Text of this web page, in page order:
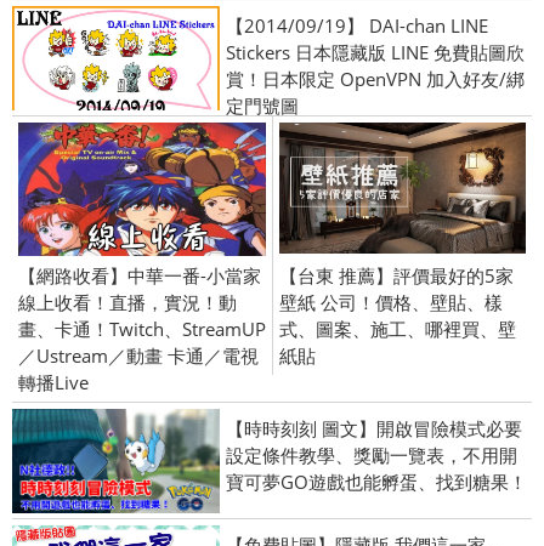
【2014/09/19】 DAI-chan LINE
Stickers 日本隱藏版 LINE 免費貼圖欣
賞！日本限定 OpenVPN 加入好友/綁
定門號圖
【網路收看】中華一番-小當家
線上收看！直播，實況！動
畫、卡通！Twitch、StreamUP
／Ustream／動畫 卡通／電視
轉播Live
【台東 推薦】評價最好的5家
壁紙 公司！價格、壁貼、樣
式、圖案、施工、哪裡買、壁
紙貼
【時時刻刻 圖文】開啟冒險模式必要
設定條件教學、獎勵一覽表，不用開
寶可夢GO遊戲也能孵蛋、找到糖果！